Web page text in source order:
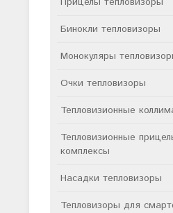
Бинокли тепловизоры
Монокуляры
Очки тепловизоры
Тепловизионные
Тепловизионные
комплексы
Насадки тепловизоры
Тепловизоры для